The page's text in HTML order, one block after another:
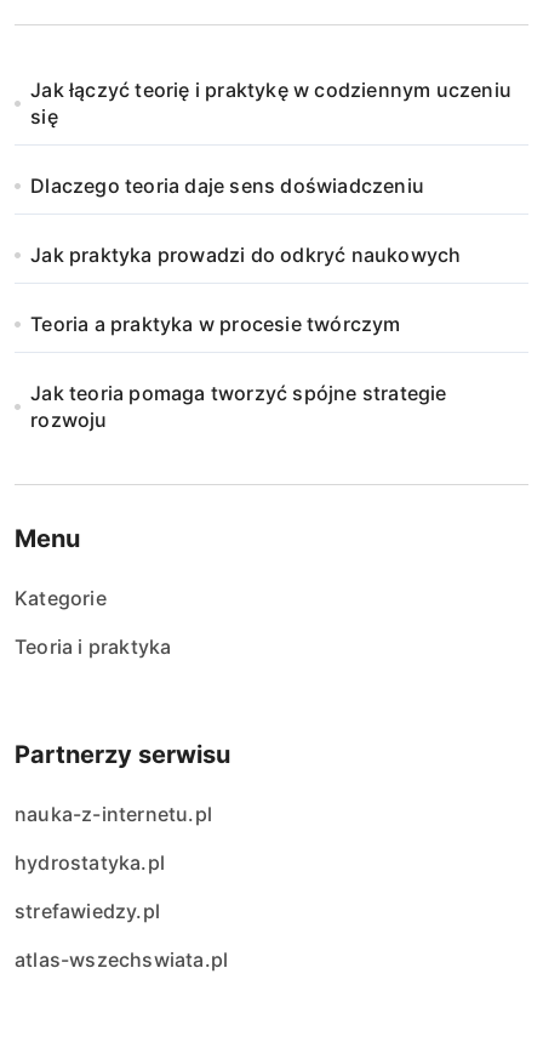
Jak łączyć teorię i praktykę w codziennym uczeniu
się
Dlaczego teoria daje sens doświadczeniu
Jak praktyka prowadzi do odkryć naukowych
Teoria a praktyka w procesie twórczym
Jak teoria pomaga tworzyć spójne strategie
rozwoju
Menu
Kategorie
Teoria i praktyka
Partnerzy serwisu
nauka-z-internetu.pl
hydrostatyka.pl
strefawiedzy.pl
atlas-wszechswiata.pl